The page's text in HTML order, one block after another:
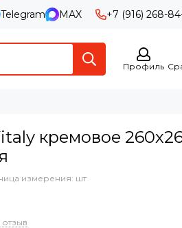
Telegram MAX +7 (916) 268-
Профиль
кремовое
измерения: шт
отзыв